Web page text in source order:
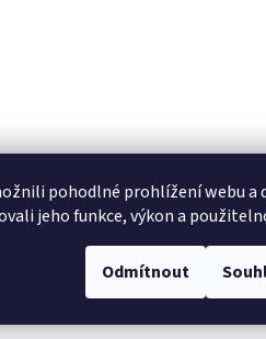
pohodlné prohlížení webu a
jeho funkce, výkon a
Odmítnout